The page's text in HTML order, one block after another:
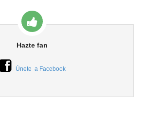
Hazte fan
Únete a Facebook